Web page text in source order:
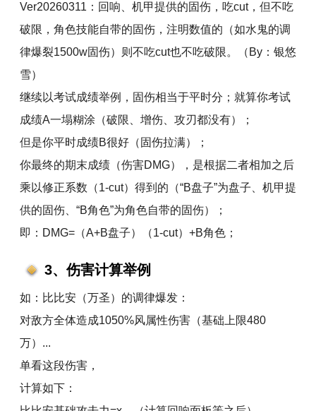
Ver20260311：回响、机甲提供的固伤，吃cut，但不吃
破限，角色技能自带的固伤，注明数值的（如水鬼的调
律爆裂1500w固伤）则不吃cut也不吃破限。（By：银悠
雪）
继续以考试成绩举例，固伤相当于平时分；就算你考试
成绩A一塌糊涂（破限、增伤、攻刃都没有）；
但是你平时成绩B很好（固伤拉满）；
你最终的期末成绩（伤害DMG），是根据二者相加之后
乘以修正系数（1-cut）得到的（“B盘子”为盘子、机甲提
供的固伤、“B角色”为角色自带的固伤）；
即：DMG=（A+B盘子）（1-cut）+B角色；
3、伤害计算举例
如：比比安（万圣）的调律爆发：
对敌方全体造成1050%风属性伤害（基础上限480
万）...
单看这段伤害，
计算如下：